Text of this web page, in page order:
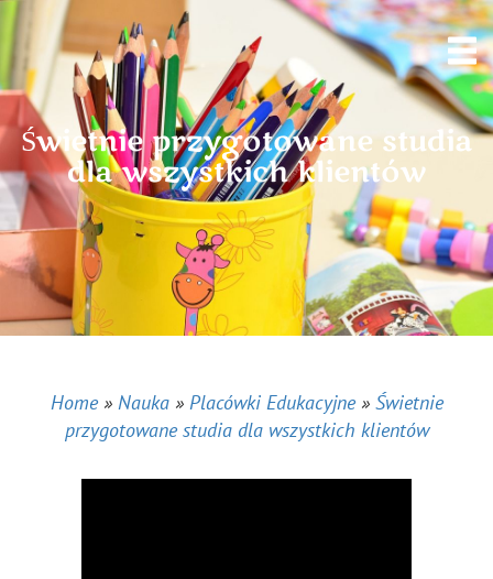
Świetnie przygotowane studia
dla wszystkich klientów
Home» Nauka» Placówki Edukacyjne» Świetnie
przygotowane studia dla wszystkich klientów